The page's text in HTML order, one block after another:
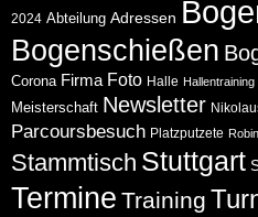
2024 Abteilung Adressen
Bogenschießen
Corona Firma Foto Halle Hallentraining
Meisterschaft Newsletter
Parcoursbesuch Platzputzete
Stammtisch Stuttgart
Termine Training